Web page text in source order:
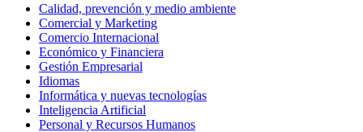
Calidad, prevención y medio ambiente
Comercial y Marketing
Comercio Internacional
Económico y Financiera
Gestión Empresarial
Idiomas
Informática y nuevas tecnologías
Inteligencia Artificial
Personal y Recursos Humanos